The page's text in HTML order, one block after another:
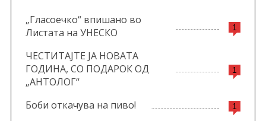
1
„Гласоечко“ впишано во
Листата на УНЕСКО
1
ЧЕСТИТАЈТЕ ЈА НОВАТА
ГОДИНА, СО ПОДАРОК ОД
„АНТОЛОГ“
1
Боби откачува на пиво!